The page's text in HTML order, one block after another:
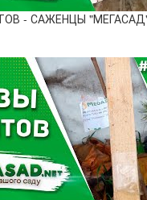
- САЖЕНЦЫ "МЕГАСАД"